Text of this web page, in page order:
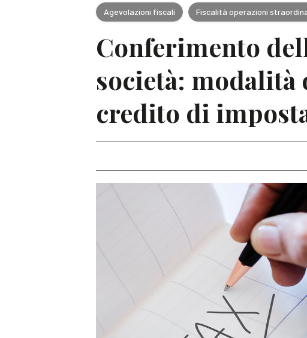
Agevolazioni fiscali Fiscalità operazioni
Conferimento
società:
credito di